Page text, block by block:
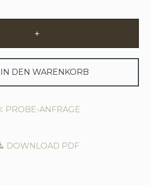
+
IN DEN WARENKORB
PROBE-ANFRAGE
DOWNLOAD PDF